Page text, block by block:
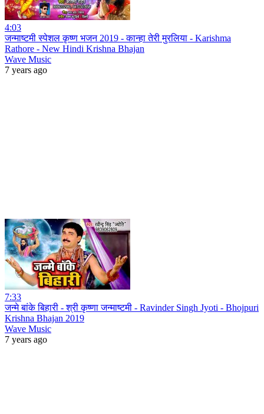
4:03
जन्माष्टमी स्पेशल कृष्ण भजन 2019 - कान्हा तेरी मुरलिया - Karishma
Rathore - New Hindi Krishna Bhajan
Wave Music
7 years ago
7:33
जन्मे बांके बिहारी - श्री कृष्णा जन्माष्टमी - Ravinder Singh Jyoti - Bhojpuri
Krishna Bhajan 2019
Wave Music
7 years ago